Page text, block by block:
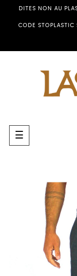
DITES NON AU
CODE STOPLASTIC
Toggle
navigation
☰